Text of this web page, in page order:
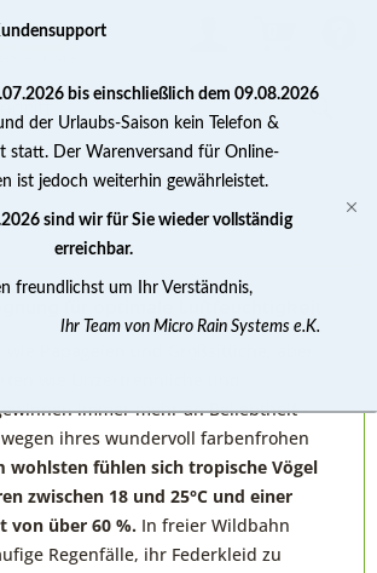
immer mehr an Beliebtheit -
ihres wundervoll farbenfrohen
wohlsten fühlen sich tropische Vögel
zwischen 18 und 25°C und einer
von über 60 %. In freier Wildbahn
Regenfälle, ihr Federkleid zu
bis einschließlich dem 09.08.2026
der Urlaubs-Saison kein Telefon &
statt. Der Warenversand für Online-
ist jedoch weiterhin gewährleistet.
sind wir für Sie wieder vollständig
erreichbar.
freundlichst um Ihr Verständnis,
Ihr Team von Micro Rain Systems e.K.